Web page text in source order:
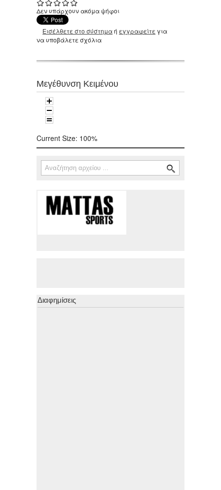
Δεν υπάρχουν ακόμα ψήφοι
Εισέλθετε στο σύστημαή εγγραφείτε για
να υποβάλετε σχόλια
Μεγέθυνση Κειμένου
Current Size: 100%
Φόρμα αναζήτησης
Αναζήτηση
Διαφημίσεις